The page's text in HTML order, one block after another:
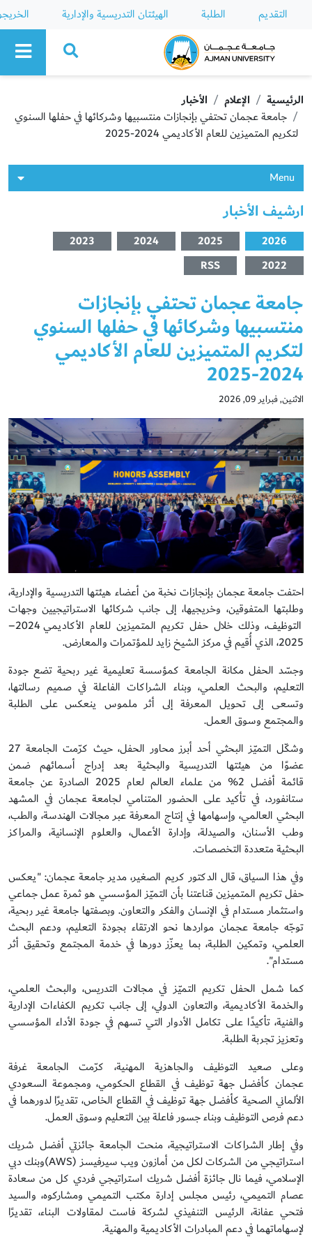
التقديم الطلبة الهيئتان التدريسية والإدارية
Ajman University
الرئيسية الإعلام
الأخبار
جامعة عجمان تحتفي بإنجازات منتسبيها وشركائها في حفلها السنوي
لتكريم المتميزين للعام الأكاديمي 2024-2025
Menu
ارشيف الأخبار
2026
2025
2024
2023
2022
RSS
جامعة عجمان تحتفي بإنجازات
منتسبيها وشركائها في حفلها السنوي
لتكريم المتميزين للعام الأكاديمي
2024-2025
الاثنين, فبراير 09, 2026
احتفت جامعة عجمان بإنجازات نخبة من أعضاء هيئتها التدريسية والإدارية،
وطلبتها المتفوقين، وخريجيها، إلى جانب شركائها الاستراتيجيين وجهات
التوظيف، وذلك خلال حفل تكريم المتميزين للعام الأكاديمي 2024–
2025، الذي أُقيم في مركز الشيخ زايد للمؤتمرات والمعارض.
وجسّد الحفل مكانة الجامعة كمؤسسة تعليمية غير ربحية تضع جودة
التعليم، والبحث العلمي، وبناء الشراكات الفاعلة في صميم رسالتها،
وتسعى إلى تحويل المعرفة إلى أثر ملموس ينعكس على الطلبة
والمجتمع وسوق العمل.
وشكّل التميّز البحثي أحد أبرز محاور الحفل، حيث كرّمت الجامعة 27
عضوًا من هيئتها التدريسية والبحثية بعد إدراج أسمائهم ضمن
قائمة أفضل 2% من علماء العالم لعام 2025 الصادرة عن جامعة
ستانفورد، في تأكيد على الحضور المتنامي لجامعة عجمان في المشهد
البحثي العالمي، وإسهامها في إنتاج المعرفة عبر مجالات الهندسة، والطب،
وطب الأسنان، والصيدلة، وإدارة الأعمال، والعلوم الإنسانية، والمراكز
البحثية متعددة التخصصات.
وفي هذا السياق، قال الدكتور كريم الصغير، مدير جامعة عجمان: "يعكس
حفل تكريم المتميزين قناعتنا بأن التميّز المؤسسي هو ثمرة عمل جماعي
واستثمار مستدام في الإنسان والفكر والتعاون. وبصفتها جامعة غير ربحية،
توجّه جامعة عجمان مواردها نحو الارتقاء بجودة التعليم، ودعم البحث
العلمي، وتمكين الطلبة، بما يعزّز دورها في خدمة المجتمع وتحقيق أثر
مستدام".
كما شمل الحفل تكريم التميّز في مجالات التدريس، والبحث العلمي،
والخدمة الأكاديمية، والتعاون الدولي، إلى جانب تكريم الكفاءات الإدارية
والفنية، تأكيدًا على تكامل الأدوار التي تسهم في جودة الأداء المؤسسي
وتعزيز تجربة الطلبة.
وعلى صعيد التوظيف والجاهزية المهنية، كرّمت الجامعة غرفة
عجمان كأفضل جهة توظيف في القطاع الحكومي، ومجموعة السعودي
الألماني الصحية كأفضل جهة توظيف في القطاع الخاص، تقديرًا لدورهما في
دعم فرص التوظيف وبناء جسور فاعلة بين التعليم وسوق العمل.
وفي إطار الشراكات الاستراتيجية، منحت الجامعة جائزتي أفضل شريك
استراتيجي من الشركات لكل من أمازون ويب سيرفيسز (AWS)وبنك دبي
الإسلامي، فيما نال جائزة أفضل شريك استراتيجي فردي كل من سعادة
عصام التميمي، رئيس مجلس إدارة مكتب التميمي ومشاركوه، والسيد
فتحي عفانة، الرئيس التنفيذي لشركة فاست لمقاولات البناء، تقديرًا
لإسهاماتهما في دعم المبادرات الأكاديمية والمهنية.